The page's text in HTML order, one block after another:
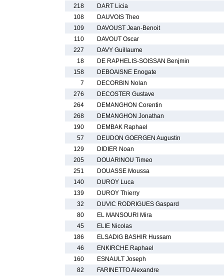
218
DART Licia
108
DAUVOIS Theo
109
DAVOUST Jean-Benoit
110
DAVOUT Oscar
227
DAVY Guillaume
18
DE RAPHELIS-SOISSAN Benjmin
158
DEBOAISNE Enogate
7
DECORBIN Nolan
276
DECOSTER Gustave
264
DEMANGHON Corentin
268
DEMANGHON Jonathan
190
DEMBAK Raphael
57
DEUDON GOERGEN Augustin
129
DIDIER Noan
205
DOUARINOU Timeo
251
DOUASSE Moussa
140
DUROY Luca
139
DUROY Thierry
32
DUVIC RODRIGUES Gaspard
80
EL MANSOURI Mira
45
ELIE Nicolas
186
ELSADIG BASHIR Hussam
46
ENKIRCHE Raphael
160
ESNAULT Joseph
82
FARINETTO Alexandre